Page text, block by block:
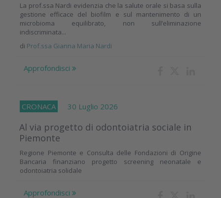
La prof.ssa Nardi evidenzia che la salute orale si basa sulla
gestione efficace del biofilm e sul mantenimento di un
microbioma equilibrato, non sull’eliminazione
indiscriminata...
di Prof.ssa Gianna Maria Nardi
Approfondisci
CRONACA 30 Luglio 2026
Al via progetto di odontoiatria sociale in
Piemonte
Regione Piemonte e Consulta delle Fondazioni di Origine
Bancaria finanziano progetto screening neonatale e
odontoiatria solidale
Approfondisci